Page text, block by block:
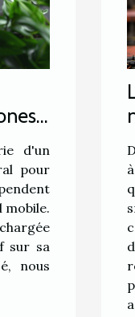
la
d'un
pour
mobile.
sur sa
nous